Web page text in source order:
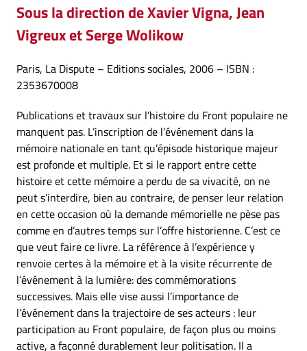
Sous la direction de Xavier Vigna, Jean
Vigreux et Serge Wolikow
Paris, La Dispute – Editions sociales, 2006 – ISBN :
2353670008
Publications et travaux sur l’histoire du Front populaire ne
manquent pas. L’inscription de l’événement dans la
mémoire nationale en tant qu’épisode historique majeur
est profonde et multiple. Et si le rapport entre cette
histoire et cette mémoire a perdu de sa vivacité, on ne
peut s’interdire, bien au contraire, de penser leur relation
en cette occasion où la demande mémorielle ne pèse pas
comme en d’autres temps sur l’offre historienne. C’est ce
que veut faire ce livre. La référence à l’expérience y
renvoie certes à la mémoire et à la visite récurrente de
l’événement à la lumière: des commémorations
successives. Mais elle vise aussi l’importance de
l’événement dans la trajectoire de ses acteurs : leur
participation au Front populaire, de façon plus ou moins
active, a façonné durablement leur politisation. Il a